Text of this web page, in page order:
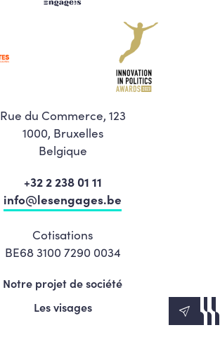
Rue du Commerce, 123
1000, Bruxelles
Belgique
+32 2 238 01 11
info@lesengages.be
Cotisations
BE68 3100 7290 0034
Notre projet de société
Les visages